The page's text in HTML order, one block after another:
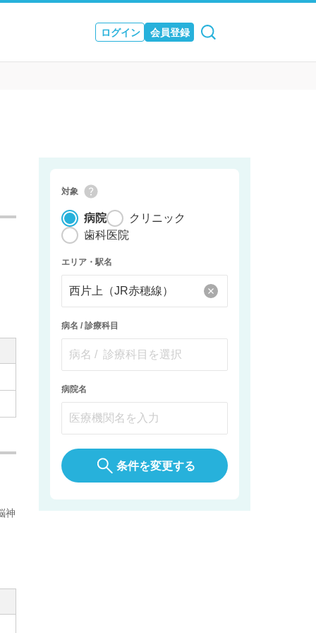
ログイン 会員登録
対象
病院
クリニック
歯科医院
エリア・駅名
病名 / 診療科目
病院名
条件を変更する
神